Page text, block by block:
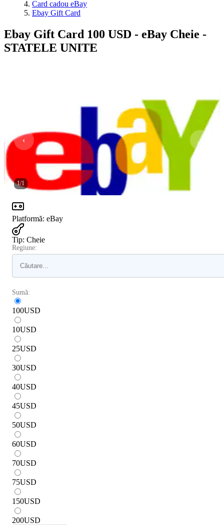
Card cadou eBay
Ebay Gift Card
Ebay Gift Card 100 USD - eBay Cheie -
STATELE UNITE
1/1
Platformă: eBay
Tip: Cheie
Regiune:
Sumă:
100USD
10USD
25USD
30USD
40USD
45USD
50USD
60USD
70USD
75USD
150USD
200USD